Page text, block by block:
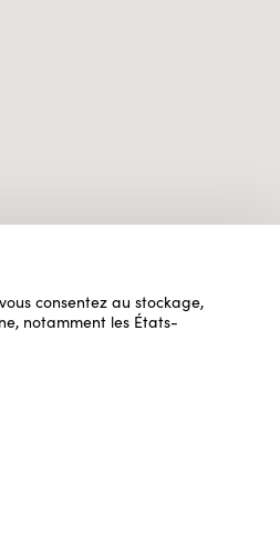
consentez au stockage,
notamment les États-